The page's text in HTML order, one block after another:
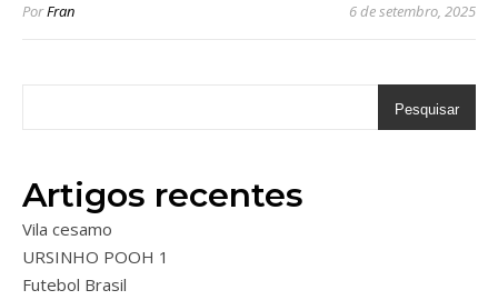
PorFran 6 de setembro, 2025
Pesquisar
Artigos recentes
Vila cesamo
URSINHO POOH 1
Futebol Brasil